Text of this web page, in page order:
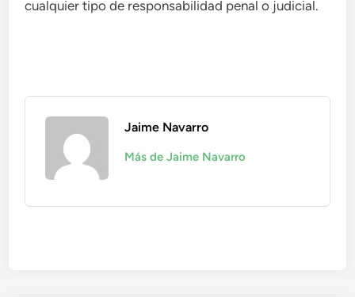
cualquier tipo de responsabilidad penal o judicial.
Jaime Navarro
Más de Jaime Navarro